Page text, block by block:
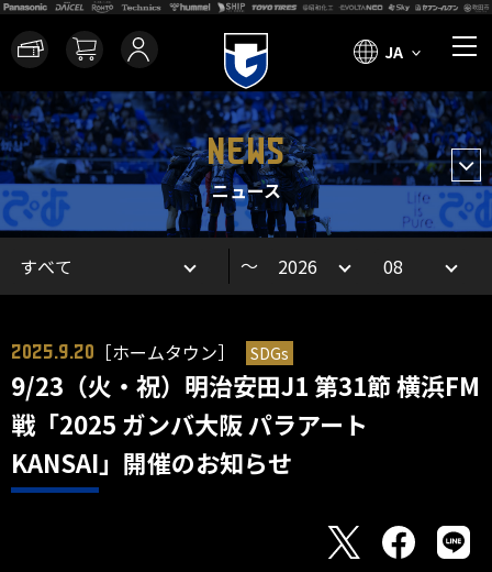
JA
NEWS
ニュース
～
2025.9.20 ［ホームタウン］ SDGs
9/23（火・祝）明治安田J1 第31節 横浜FM
戦「2025 ガンバ大阪 パラアート
KANSAI」開催のお知らせ